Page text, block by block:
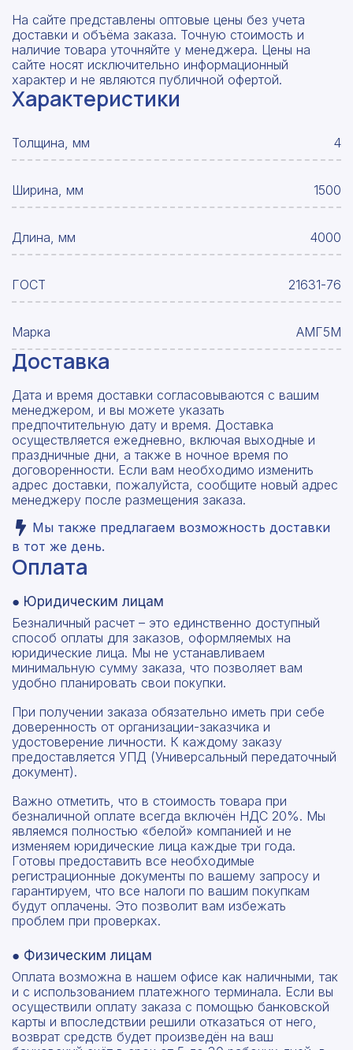
На сайте представлены оптовые цены без учета
доставки и объёма заказа. Точную стоимость и
наличие товара уточняйте у менеджера. Цены на
сайте носят исключительно информационный
характер и не являются публичной офертой.
Характеристики
Толщина, мм 4
Ширина, мм 1500
Длина, мм 4000
ГОСТ 21631-76
Марка АМГ5М
Доставка
Дата и время доставки согласовываются с вашим
менеджером, и вы можете указать
предпочтительную дату и время. Доставка
осуществляется ежедневно, включая выходные и
праздничные дни, а также в ночное время по
договоренности. Если вам необходимо изменить
адрес доставки, пожалуйста, сообщите новый адрес
менеджеру после размещения заказа.
Мы также предлагаем возможность доставки
в тот же день.
Оплата
● Юридическим лицам
Безналичный расчет – это единственно доступный
способ оплаты для заказов, оформляемых на
юридические лица. Мы не устанавливаем
минимальную сумму заказа, что позволяет вам
удобно планировать свои покупки.
При получении заказа обязательно иметь при себе
доверенность от организации-заказчика и
удостоверение личности. К каждому заказу
предоставляется УПД (Универсальный передаточный
документ).
Важно отметить, что в стоимость товара при
безналичной оплате всегда включён НДС 20%. Мы
являемся полностью «белой» компанией и не
изменяем юридические лица каждые три года.
Готовы предоставить все необходимые
регистрационные документы по вашему запросу и
гарантируем, что все налоги по вашим покупкам
будут оплачены. Это позволит вам избежать
проблем при проверках.
● Физическим лицам
Оплата возможна в нашем офисе как наличными, так
и с использованием платежного терминала. Если вы
осуществили оплату заказа с помощью банковской
карты и впоследствии решили отказаться от него,
возврат средств будет произведён на ваш